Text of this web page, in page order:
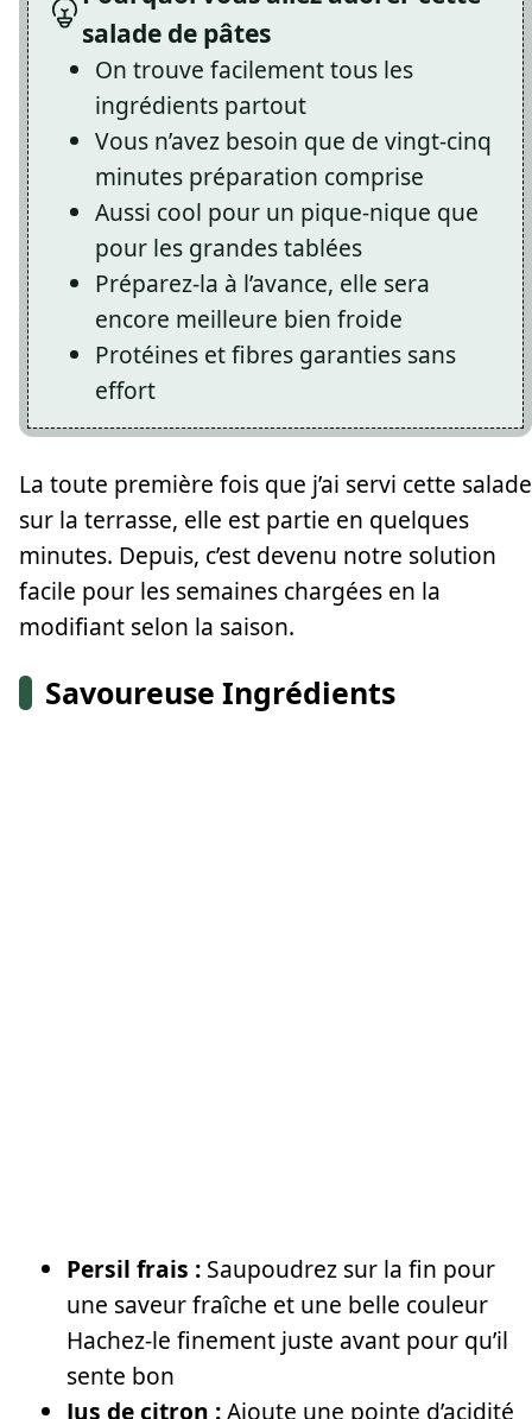
salade de pâtes
On trouve facilement tous les
ingrédients partout
Vous n’avez besoin que de vingt-cinq
minutes préparation comprise
Aussi cool pour un pique-nique que
pour les grandes tablées
Préparez-la à l’avance, elle sera
encore meilleure bien froide
Protéines et fibres garanties sans
effort
La toute première fois que j’ai servi cette salade
sur la terrasse, elle est partie en quelques
minutes. Depuis, c’est devenu notre solution
facile pour les semaines chargées en la
modifiant selon la saison.
Savoureuse Ingrédients
Persil frais : Saupoudrez sur la fin pour
une saveur fraîche et une belle couleur
Hachez-le finement juste avant pour qu’il
sente bon
Jus de citron :Ajoute une pointe d’acidité